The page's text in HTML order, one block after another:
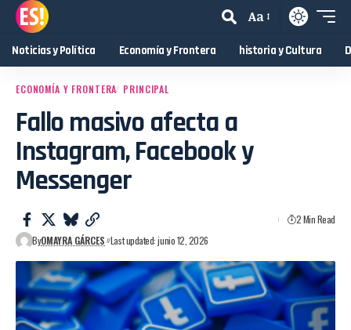
Aa
Noticias y Política Economía y Frontera historia y Cultura
ECONOMÍA Y FRONTERA PRINCIPAL
Fallo masivo afecta a
Instagram, Facebook y
Messenger
ByOMAYRA GÁRCES Last updated: junio 12, 2026
2 Min Read